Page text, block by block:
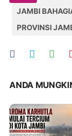
JAMBI
PROVINSI
ANDA